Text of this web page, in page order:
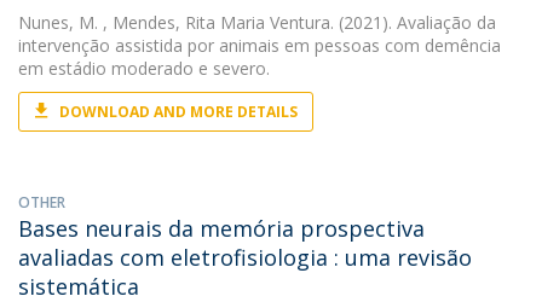
Nunes, M. , Mendes, Rita Maria Ventura. (2021). Avaliação da
intervenção assistida por animais em pessoas com demência
em estádio moderado e severo.
DOWNLOAD AND MORE DETAILS
OTHER
Bases neurais da memória prospectiva
avaliadas com eletrofisiologia : uma revisão
sistemática